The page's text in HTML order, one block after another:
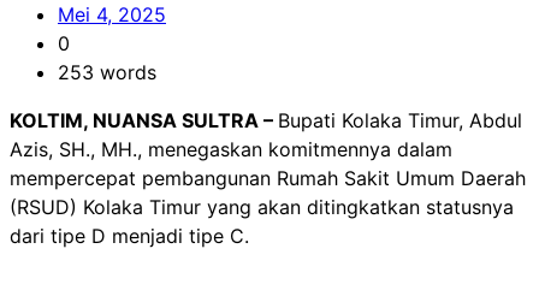
Mei 4, 2025
0
253 words
KOLTIM, NUANSA SULTRA – Bupati Kolaka Timur, Abdul
Azis, SH., MH., menegaskan komitmennya dalam
mempercepat pembangunan Rumah Sakit Umum Daerah
(RSUD) Kolaka Timur yang akan ditingkatkan statusnya
dari tipe D menjadi tipe C.